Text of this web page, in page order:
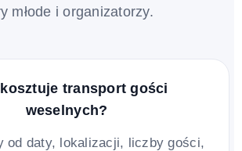
młode i organizatorzy.
transport gości
weselnych?
od daty, lokalizacji, liczby gości,